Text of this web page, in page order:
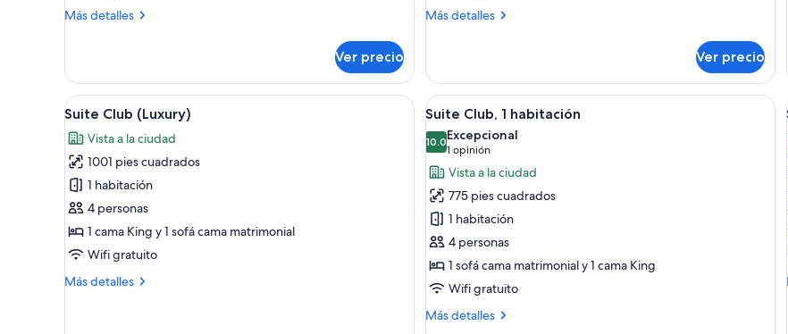
Más detalles
Más
Club
(Premier)
Ver precio
Más detalles
Más
1
habitación,
en
esquina
Ver precio
Abrir
todas
las
fotos
de
Suite
Club
(Luxury)
Un salón elegante con dos sofás, una mesa de centro y una estantería.
13
Suite Club (Luxury)
Vista a la ciudad
1001 pies cuadrados
1 habitación
4 personas
1 cama King y 1 sofá cama matrimonial
Wifi gratuito
Más detalles
Más
Abrir
todas
las
fotos
de
Suite
Club,
1
habitación
Habitación de hotel con una
9
Suite Club, 1 habitación
10.010.0 de 10
Excepcional
1 opinión
(1
opinión)
Vista a la ciudad
775 pies cuadrados
1 habitación
4 personas
1 sofá cama matrimonial y 1 cama King
Wifi gratuito
Más detalles
Más